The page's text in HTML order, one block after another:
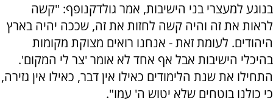
בנוגע למעצרי בני הישיבות, אמר גולדקנופף: "קשה
לראות את זה והיה קשה לחזות את זה, שככה יהיה בארץ
היהודים. לעומת זאת - אנחנו רואים מצוקת מקומות
בהיכלי הישיבות אבל אף אחד לא אומר 'צר לי המקום'.
התחילו את שנת הלימודים כאילו אין דבר, כאילו אין גזירה,
כי כולנו בוטחים שלא יטוש ה' עמו".